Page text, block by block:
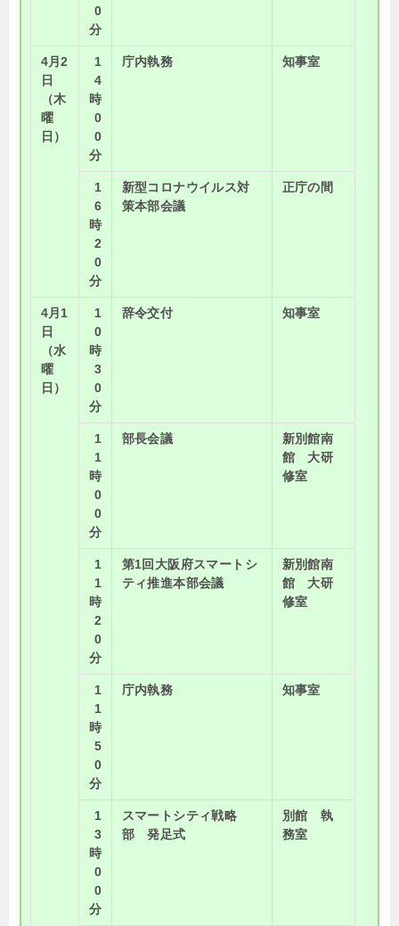
0
分
4月2
日
（木
曜
日）
1
4
時
0
0
分
庁内執務 知事室
1
6
時
2
0
分
新型コロナウイルス対
策本部会議
正庁の間
4月1
日
（水
曜
日）
1
0
時
3
0
分
辞令交付 知事室
1
1
時
0
0
分
部長会議
新別館南
館 大研
修室
1
1
時
2
0
分
第1回大阪府スマートシ
ティ推進本部会議
新別館南
館 大研
修室
1
1
時
5
0
分
庁内執務 知事室
1
3
時
0
0
分
スマートシティ戦略
部 発足式
別館 執
務室